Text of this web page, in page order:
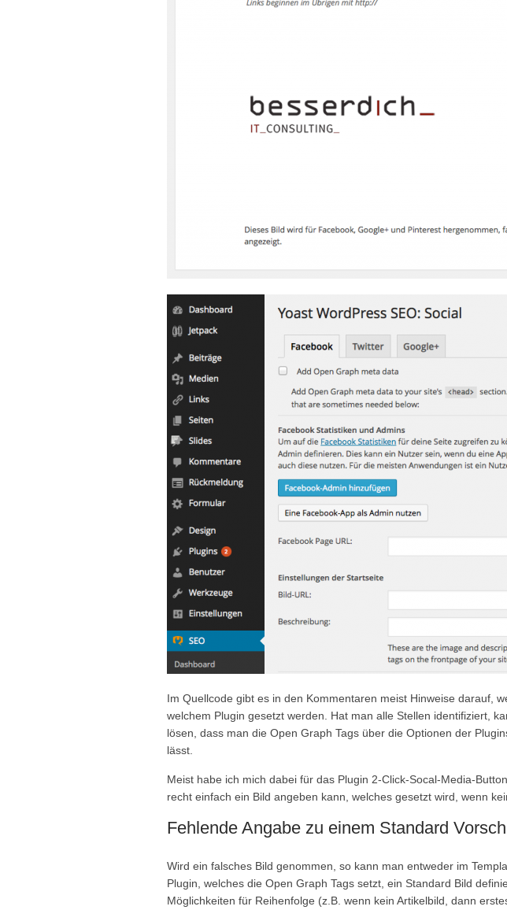
Im Quellcode gibt es in den Kommentaren meist Hinweise darauf,
welchem Plugin gesetzt werden. Hat man alle Stellen identifiziert,
lösen, dass man die Open Graph Tags über die Optionen der
lässt.
Meist habe ich mich dabei für das Plugin 2-Click-Socal-Media-
recht einfach ein Bild angeben kann, welches gesetzt wird, wenn
Fehlende Angabe zu einem Standard
Wird ein falsches Bild genommen, so kann man entweder im
Plugin, welches die Open Graph Tags setzt, ein Standard Bild
Möglichkeiten für Reihenfolge (z.B. wenn kein Artikelbild, dann